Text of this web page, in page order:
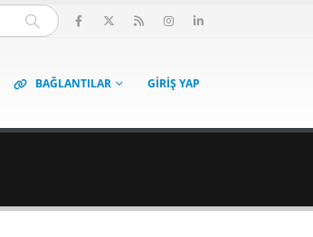
BAĞLANTILAR GIRIŞ YAP